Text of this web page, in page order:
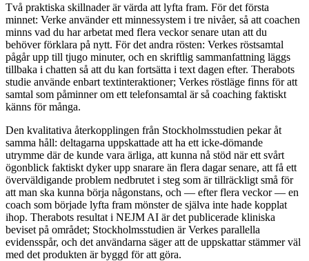
Två praktiska skillnader är värda att lyfta fram. För det första
minnet: Verke använder ett minnessystem i tre nivåer, så att coachen
minns vad du har arbetat med flera veckor senare utan att du
behöver förklara på nytt. För det andra rösten: Verkes röstsamtal
pågår upp till tjugo minuter, och en skriftlig sammanfattning läggs
tillbaka i chatten så att du kan fortsätta i text dagen efter. Therabots
studie använde enbart textinteraktioner; Verkes röstläge finns för att
samtal som påminner om ett telefonsamtal är så coaching faktiskt
känns för många.
Den kvalitativa återkopplingen från Stockholmsstudien pekar åt
samma håll: deltagarna uppskattade att ha ett icke-dömande
utrymme där de kunde vara ärliga, att kunna nå stöd när ett svårt
ögonblick faktiskt dyker upp snarare än flera dagar senare, att få ett
överväldigande problem nedbrutet i steg som är tillräckligt små för
att man ska kunna börja någonstans, och — efter flera veckor — en
coach som började lyfta fram mönster de själva inte hade kopplat
ihop. Therabots resultat i NEJM AI är det publicerade kliniska
beviset på området; Stockholmsstudien är Verkes parallella
evidensspår, och det användarna säger att de uppskattar stämmer väl
med det produkten är byggd för att göra.